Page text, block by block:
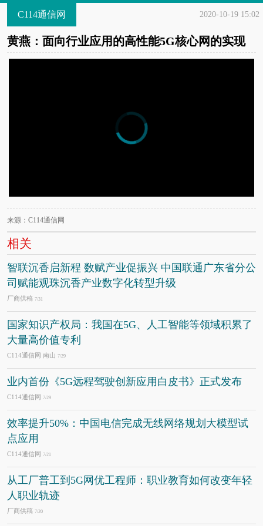
C114通信网 2020-10-19 15:02
黄燕：面向行业应用的高性能5G核心网的实现
来源：C114通信网
相关
智联沉香启新程 数赋产业促振兴 中国联通广东省分公
司赋能观珠沉香产业数字化转型升级
厂商供稿 7/31
国家知识产权局：我国在5G、人工智能等领域积累了
大量高价值专利
C114通信网 南山 7/29
业内首份《5G远程驾驶创新应用白皮书》正式发布
C114通信网 7/29
效率提升50%：中国电信完成无线网络规划大模型试
点应用
C114通信网 7/21
从工厂普工到5G网优工程师：职业教育如何改变年轻
人职业轨迹
厂商供稿 7/20